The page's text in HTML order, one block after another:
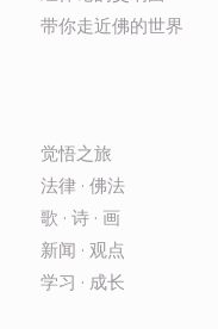
带你走近佛的世界
觉悟之旅
法律 · 佛法
歌 · 诗 · 画
新闻 · 观点
学习 · 成长